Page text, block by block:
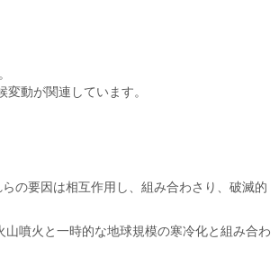
動が関連しています。
の要因は相互作用し、組み合わさり、破滅的
噴火と一時的な地球規模の寒冷化と組み合わ